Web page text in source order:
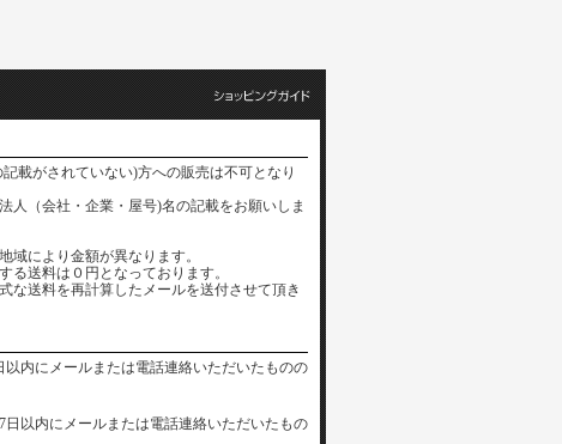
載がされていない)方への販売は不可となり
人（会社・企業・屋号)名の記載をお願いしま
域により金額が異なります。
る送料は０円となっております。
な送料を再計算したメールを送付させて頂き
内にメールまたは電話連絡いただいたものの
以内にメールまたは電話連絡いただいたもの